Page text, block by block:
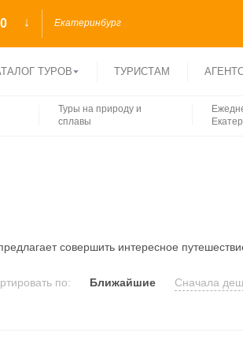
Екатеринбург
ТУРОВ ТУРИСТАМ
Туры на природу и
сплавы
совершить интересное
по: Ближайшие Сначала